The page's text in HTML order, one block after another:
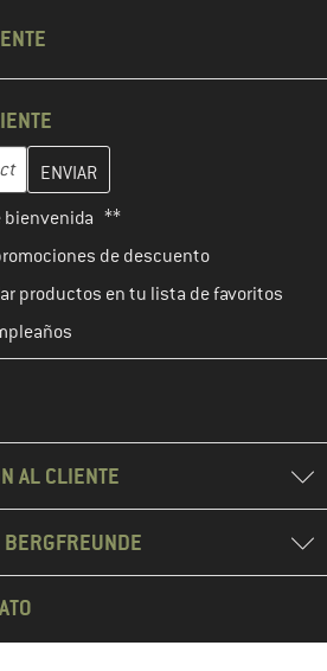
de correo electrónico y crea tu
bienvenida **
de descuento
productos en tu lista de favoritos
AL CLIENTE